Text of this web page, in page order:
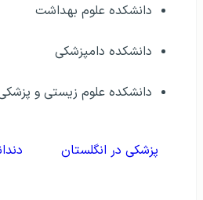
دانشکده علوم بهداشت
دانشکده دامپزشکی
دانشکده علوم زیستی و
پزشکی در انگلستان